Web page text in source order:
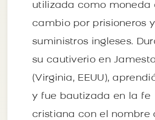
utilizada como moneda
cambio por prisioneros y
suministros ingleses.
su cautiverio en
(Virginia, EEUU),
y fue bautizada en la fe
cristiana con el nombre